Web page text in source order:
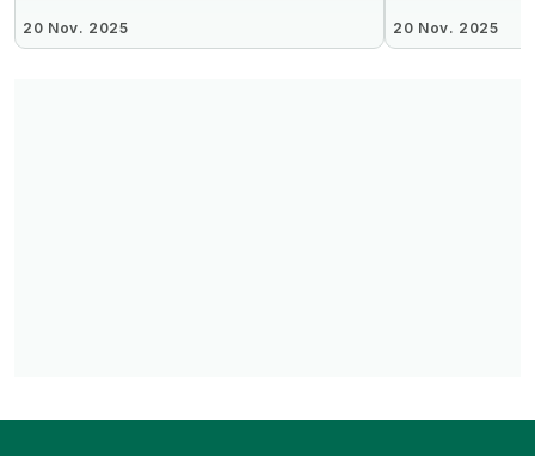
20 Nov. 2025 20 Nov. 2025